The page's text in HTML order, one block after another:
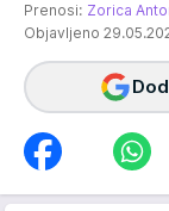
Prenosi: Zorica
Objavljeno